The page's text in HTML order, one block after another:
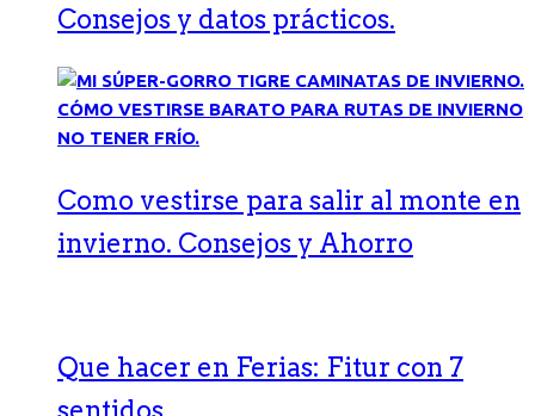
Consejos y datos prácticos.
Como vestirse para salir al monte en
invierno. Consejos y Ahorro
Que hacer en Ferias: Fitur con 7